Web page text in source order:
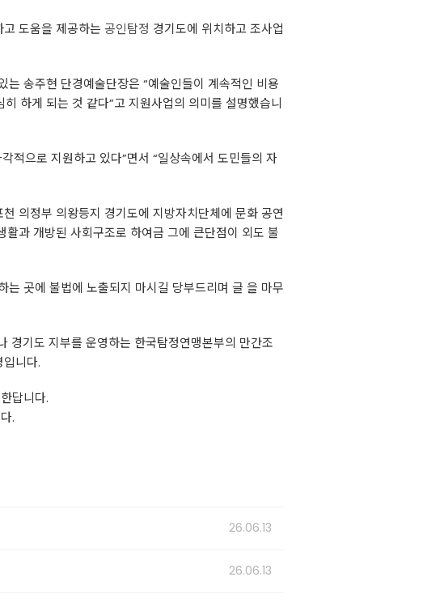
도움을 제공하는 공인탐정 경기도에 위치하고 조사업
는 송주현 단경예술단장은 “예술인들이 계속적인 비용
하게 되는 것 같다”고 지원사업의 의미를 설명했습니
적으로 지원하고 있다”면서 “일상속에서 도민들의 자
의정부 의왕등지 경기도에 지방자치단체에 문화 공연
과 개방된 사회구조로 하여금 그에 큰단점이 외도 불
곳에 불법에 노출되지 마시길 당부드리며 글 을 마무
경기도 지부를 운영하는 한국탐정연맹본부의 만간조
니다.
답니다.
.
26.06.13
26.06.13